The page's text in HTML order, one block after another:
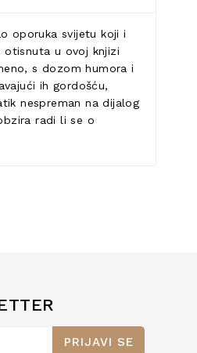
oporuka svijetu koji i
otisnuta u ovoj knjizi
s dozom humora i
ih gordošću,
nespreman na dijalog
radi li se o
PRIJAVI SE